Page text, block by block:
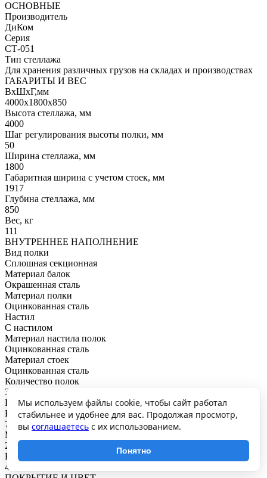
ОСНОВНЫЕ
Производитель
ДиКом
Серия
СТ-051
Тип стеллажа
Для хранения различных грузов на складах и производствах
ГАБАРИТЫ И ВЕС
ВхШхГ,мм
4000х1800х850
Высота стеллажа, мм
4000
Шаг регулирования высоты полки, мм
50
Ширина стеллажа, мм
1800
Габаритная ширина с учетом стоек, мм
1917
Глубина стеллажа, мм
850
Вес, кг
111
ВНУТРЕННЕЕ НАПОЛНЕНИЕ
Вид полки
Сплошная секционная
Материал балок
Окрашенная сталь
Материал полки
Оцинкованная сталь
Настил
С настилом
Материал настила полок
Оцинкованная сталь
Материал стоек
Оцинкованная сталь
Количество полок
3
ГРУЗОПОДЪЕМНОСТЬ
Нагрузка на полку, кг
750
Максимальная общая нагрузка, кг
2250
Нагрузка на секцию, кг
4500
Мы используем файлы cookie, чтобы сайт работал
стабильнее и удобнее для вас. Продолжая просмотр,
вы соглашаетесь с их использованием.
Понятно